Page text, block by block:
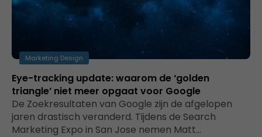
Marketing Design
Eye-tracking update: waarom de ‘golden
triangle’ niet meer opgaat voor Google
De Zoekresultaten van Google zijn de afgelopen
jaren drastisch veranderd. Tijdens de Search
Marketing Expo in San Jose nemen Matt…